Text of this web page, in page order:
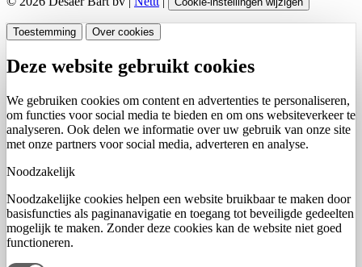
Toestemming Over cookies
Deze website gebruikt cookies
We gebruiken cookies om content en advertenties te personaliseren,
om functies voor social media te bieden en om ons websiteverkeer te
analyseren. Ook delen we informatie over uw gebruik van onze site
met onze partners voor social media, adverteren en analyse.
Noodzakelijk
Noodzakelijke cookies helpen een website bruikbaar te maken door
basisfuncties als paginanavigatie en toegang tot beveiligde gedeelten
mogelijk te maken. Zonder deze cookies kan de website niet goed
functioneren.